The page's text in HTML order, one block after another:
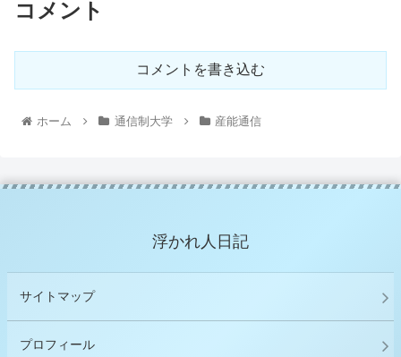
コメント
コメントを書き込む
ホーム 通信制大学 産能通信
浮かれ人日記
サイトマップ
プロフィール